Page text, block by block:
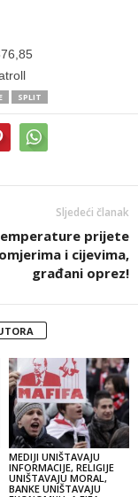
SPLIT
Sljedeći članak
prijete
i cijevima,
građani oprez!
MEDIJI UNIŠTAVAJU
INFORMACIJE, RELIGIJE
UNIŠTAVAJU MORAL,
BANKE UNIŠTAVAJU